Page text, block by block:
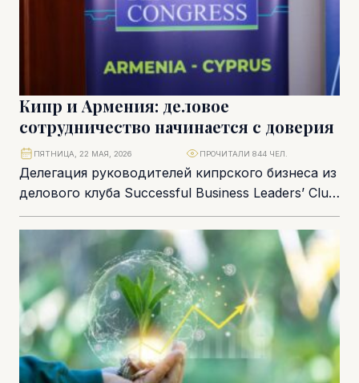
Кипр и Армения: деловое
сотрудничество начинается с доверия
Делегация руководителей кипрского бизнеса из
делового клуба Successful Business Leaders’ Club
посетила Армению. В программе: официальные
встречи, дискуссии с деловыми...
ПЯТНИЦА, 22 МАЯ, 2026 ПРОЧИТАЛИ 844 ЧЕЛ.